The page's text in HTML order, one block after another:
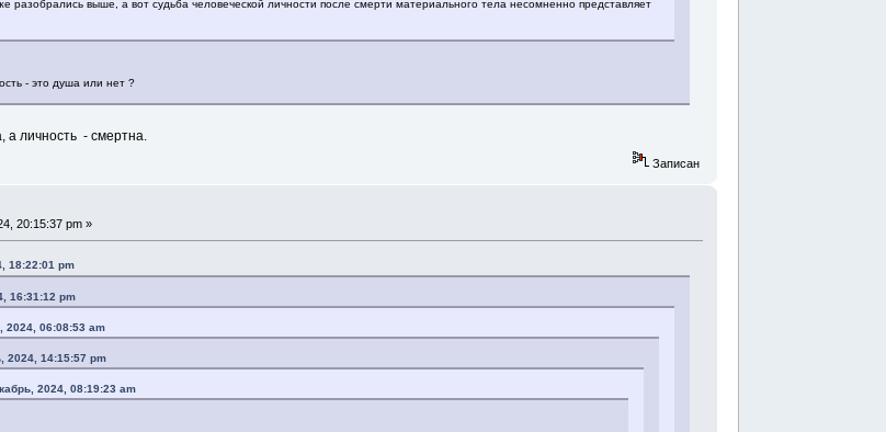
разобрались выше, а вот судьба человеческой личности после смерти материального тела несомненно представляет
- это душа или нет ?
а личность - смертна.
Записан
20:15:37 pm »
18:22:01 pm
16:31:12 pm
2024, 06:08:53 am
2024, 14:15:57 pm
2024, 08:19:23 am